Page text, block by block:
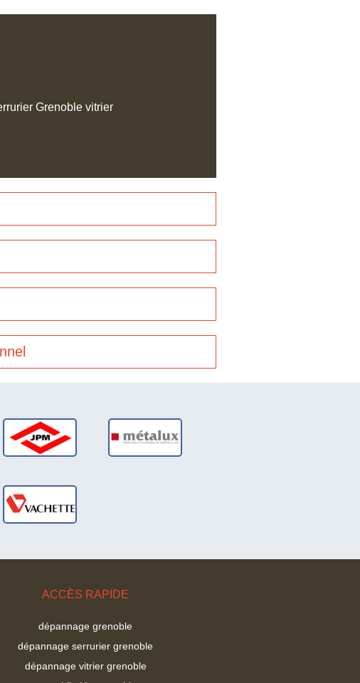
Grenoble vitrier
dépannage
serrures JPM
serrures
METALUX
dépannage
serrures
VACHETTE
ACCÈS RAPIDE
dépannage grenoble
dépannage serrurier grenoble
dépannage vitrier grenoble